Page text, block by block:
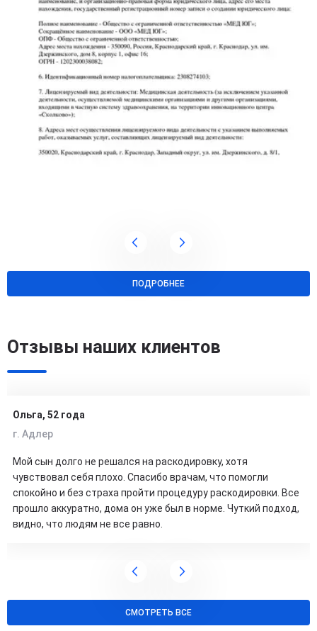
ПОДРОБНЕЕ
Отзывы наших клиентов
Ольга, 52 года
г. Адлер
Мой сын долго не решался на раскодировку, хотя
чувствовал себя плохо. Спасибо врачам, что помогли
спокойно и без страха пройти процедуру раскодировки. Все
прошло аккуратно, дома он уже был в норме. Чуткий подход,
видно, что людям не все равно.
СМОТРЕТЬ ВСЕ